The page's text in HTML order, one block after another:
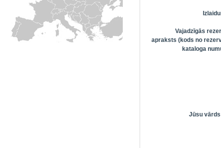
Vajadzīgās
apraksts (kods no
kataloga
Jūsu